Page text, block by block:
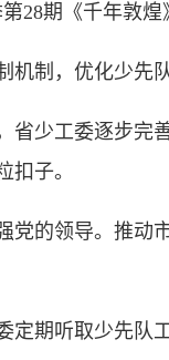
28期《千年敦煌
制，优化少先
少工委逐步完善
扣子。
的领导。推动市
期听取少先队工